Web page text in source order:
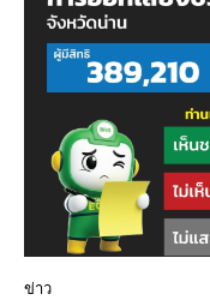
ข่าว